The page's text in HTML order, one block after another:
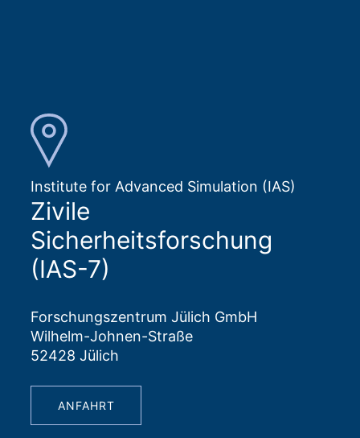
Institute for Advanced Simulation (IAS)
Zivile
Sicherheitsforschung
(IAS-7)
Forschungszentrum Jülich GmbH
Wilhelm-Johnen-Straße
52428 Jülich
ANFAHRT